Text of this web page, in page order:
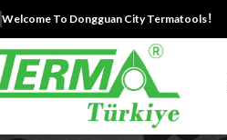
Welcome To Dongguan City Termatools！